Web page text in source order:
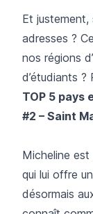
Et
adresses ?
nos régions
d’étudiants
TOP 5 pays
#2 – Saint
Micheline
qui lui offre
désormais